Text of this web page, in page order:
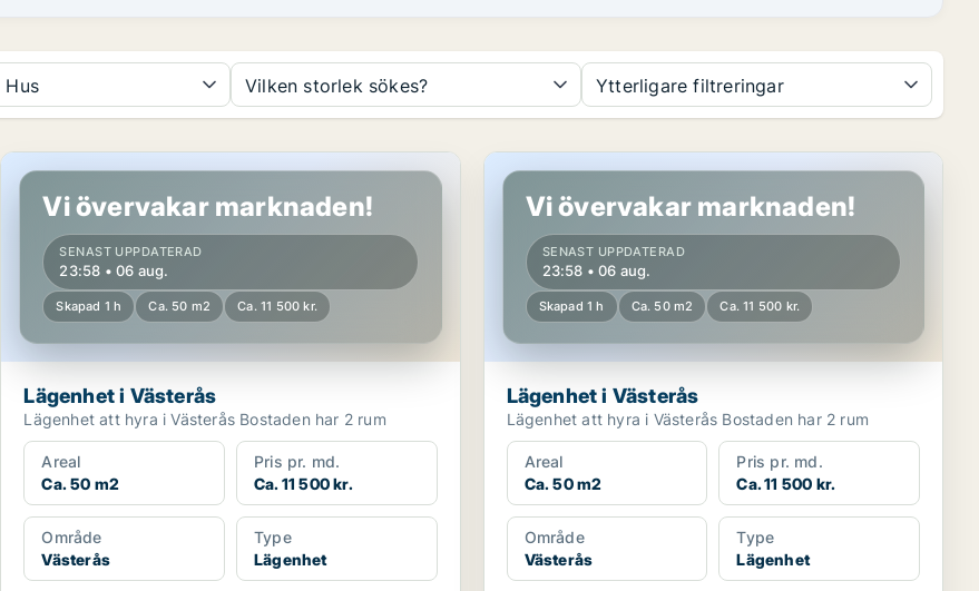
Hus Vilken storlek sökes? Ytterligare filtreringar
Lägenhet i Västerås
Vi övervakar marknaden!
SENAST UPPDATERAD
23:58 • 06 aug.
Skapad 1 h Ca. 50 m2 Ca. 11 500 kr.
Lägenhet i Västerås
Lägenhet att hyra i Västerås Bostaden har 2 rum
Areal
Ca. 50 m2
Pris pr. md.
Ca. 11 500 kr.
Område
Västerås
Type
Lägenhet
Lägenhet i Västerås
Vi övervakar marknaden!
SENAST UPPDATERAD
23:58 • 06 aug.
Skapad 1 h Ca. 50 m2 Ca. 11 500 kr.
Lägenhet i Västerås
Lägenhet att hyra i Västerås Bostaden har 2 rum
Areal
Ca. 50 m2
Pris pr. md.
Ca. 11 500 kr.
Område
Västerås
Type
Lägenhet